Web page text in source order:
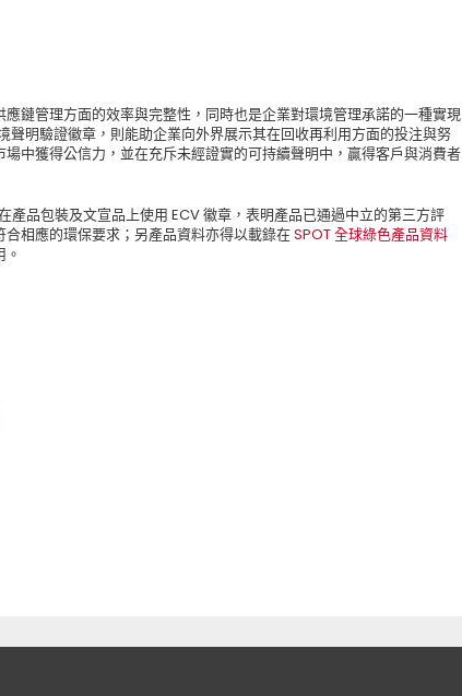
鏈管理方面的效率與完整性，同時也是企業對環境管理承諾的一種實現
聲明驗證徽章，則能助企業向外界展示其在回收再利用方面的投注與努
中獲得公信力，並在充斥未經證實的可持續聲明中，贏得客戶與消費者
產品包裝及文宣品上使用 ECV 徽章，表明產品已通過中立的第三方評
相應的環保要求；另產品資料亦得以載錄在SPOT 全球綠色產品資料